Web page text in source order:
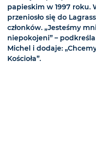
papieskim w 1997 roku.
przeniosło się do
członków. „Jesteśmy
niepokojeni” –
Michel i dodaje:
Kościoła”.